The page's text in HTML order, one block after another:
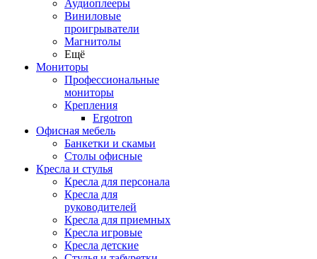
Аудиоплееры
Виниловые
проигрыватели
Магнитолы
Ещё
Мониторы
Профессиональные
мониторы
Крепления
Ergotron
Офисная мебель
Банкетки и скамьи
Столы офисные
Кресла и стулья
Кресла для персонала
Кресла для
руководителей
Кресла для приемных
Кресла игровые
Кресла детские